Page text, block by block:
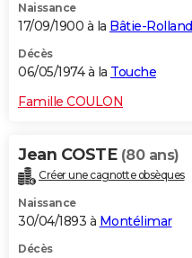
Naissance
17/09/1900 à la Bâtie-Rolland
Décès
06/05/1974 à la Touche
Famille COULON
Jean COSTE (80 ans)
Créer une cagnotte obsèques
Naissance
30/04/1893 à Montélimar
Décès